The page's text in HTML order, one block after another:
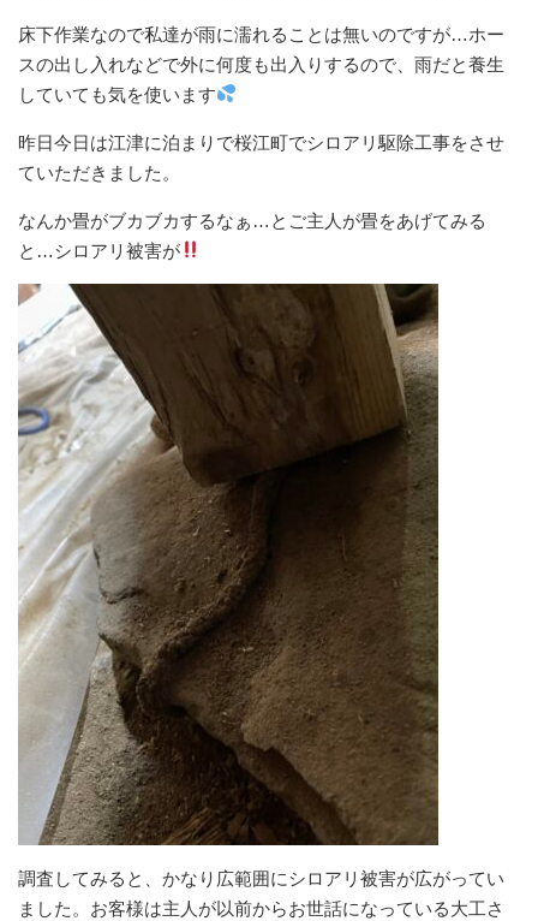
床下作業なので私達が雨に濡れることは無いのですが…ホー
スの出し入れなどで外に何度も出入りするので、雨だと養生
していても気を使います
昨日今日は江津に泊まりで桜江町でシロアリ駆除工事をさせ
ていただきました。
なんか畳がブカブカするなぁ…とご主人が畳をあげてみる
と…シロアリ被害が
調査してみると、かなり広範囲にシロアリ被害が広がってい
ました。お客様は主人が以前からお世話になっている大工さ